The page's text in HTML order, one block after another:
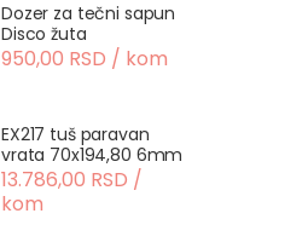
Dozer za tečni sapun
Disco žuta
950,00 RSD / kom
EX217 tuš paravan
vrata 70x194,80 6mm
13.786,00 RSD /
kom